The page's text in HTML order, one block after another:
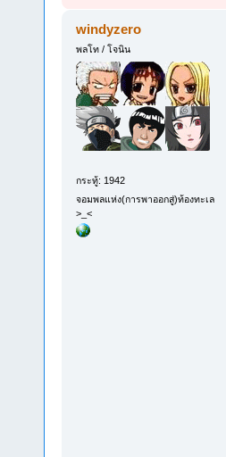
windyzero
พลโท / โจนิน
กระทู้: 1942
จอมพลแห่ง(การพาออกสู่)ท้องทะเล
>_<